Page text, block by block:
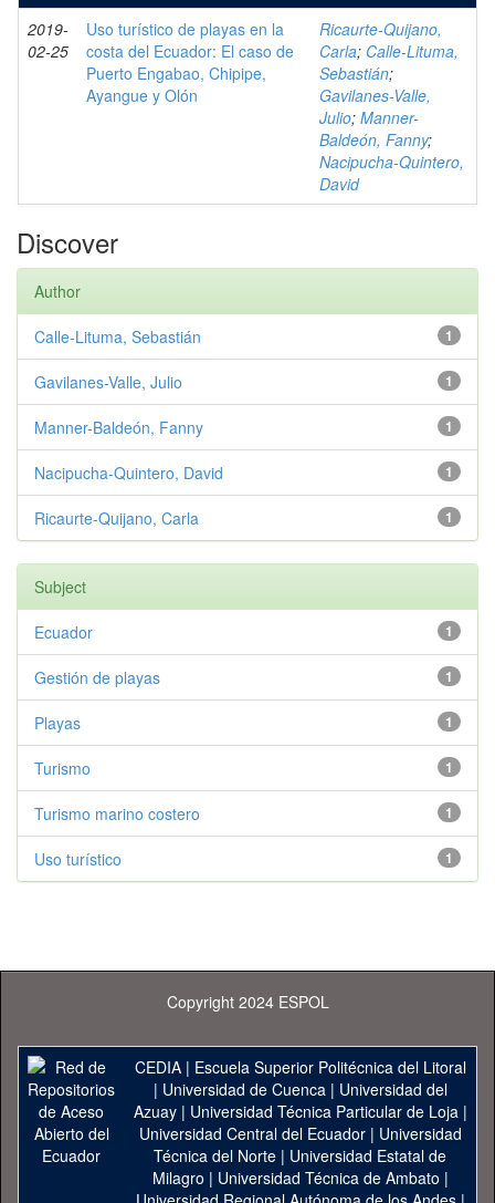
2019-
02-25
Uso turístico de playas en la
costa del Ecuador: El caso de
Puerto Engabao, Chipipe,
Ayangue y Olón
Ricaurte-Quijano,
Carla; Calle-Lituma,
Sebastián;
Gavilanes-Valle,
Julio; Manner-
Baldeón, Fanny;
Nacipucha-Quintero,
David
Discover
Author
1
Calle-Lituma, Sebastián
1
Gavilanes-Valle, Julio
1
Manner-Baldeón, Fanny
1
Nacipucha-Quintero, David
1
Ricaurte-Quijano, Carla
Subject
1
Ecuador
1
Gestión de playas
1
Playas
1
Turismo
1
Turismo marino costero
1
Uso turístico
Copyright 2024 ESPOL
CEDIA| Escuela Superior Politécnica del Litoral
| Universidad de Cuenca| Universidad del
Azuay| Universidad Técnica Particular de Loja|
Universidad Central del Ecuador| Universidad
Técnica del Norte | Universidad Estatal de
Milagro | Universidad Técnica de Ambato |